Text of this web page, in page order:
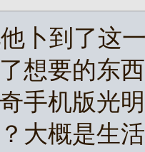
卜到了这
想要的东
手机版光
大概是生